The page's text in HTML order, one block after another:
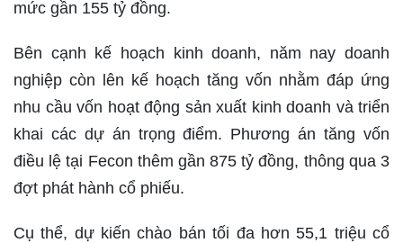
mức gần 155 tỷ đồng.
Bên cạnh kế hoạch kinh doanh, năm nay doanh
nghiệp còn lên kế hoạch tăng vốn nhằm đáp ứng
nhu cầu vốn hoạt động sản xuất kinh doanh và triển
khai các dự án trọng điểm. Phương án tăng vốn
điều lệ tại Fecon thêm gần 875 tỷ đồng, thông qua 3
đợt phát hành cổ phiếu.
Cụ thể, dự kiến chào bán tối đa hơn 55,1 triệu cổ